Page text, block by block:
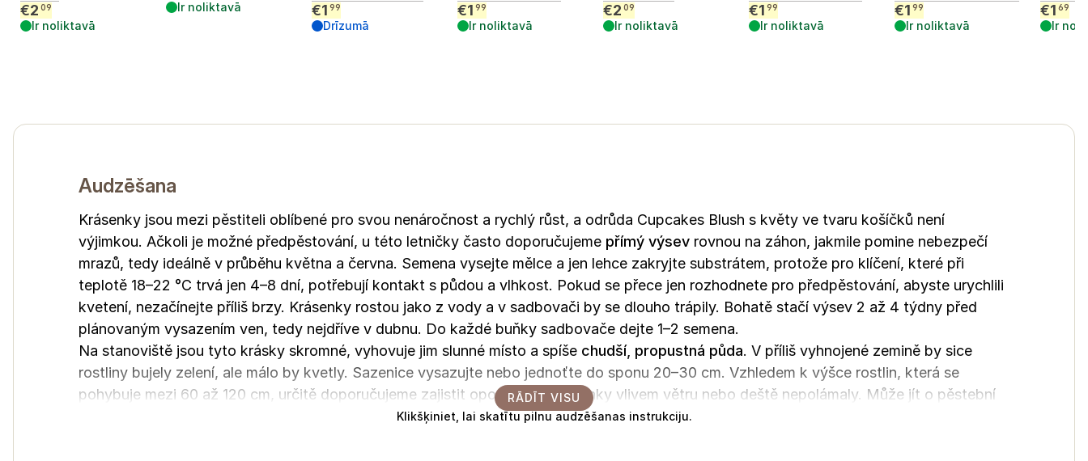
€2 09
Ir noliktavā
Ir noliktavā
€1 99
Drīzumā
€1 99
Ir noliktavā
€2 09
Ir noliktavā
€1 99
Ir noliktavā
€1 99
Ir noliktavā
€1 69
Ir
Audzēšana
Krásenky jsou mezi pěstiteli oblíbené pro svou nenáročnost a rychlý růst, a odrůda Cupcakes Blush s květy ve tvaru košíčků není
výjimkou. Ačkoli je možné předpěstování, u této letničky často doporučujeme přímý výsev rovnou na záhon, jakmile pomine nebezpečí
mrazů, tedy ideálně v průběhu května a června. Semena vysejte mělce a jen lehce zakryjte substrátem, protože pro klíčení, které při
teplotě 18–22 °C trvá jen 4–8 dní, potřebují kontakt s půdou a vlhkost. Pokud se přece jen rozhodnete pro předpěstování, abyste urychlili
kvetení, nezačínejte příliš brzy. Krásenky rostou jako z vody a v sadbovači by se dlouho trápily. Bohatě stačí výsev 2 až 4 týdny před
plánovaným vysazením ven, tedy nejdříve v dubnu. Do každé buňky sadbovače dejte 1–2 semena.
Na stanoviště jsou tyto krásky skromné, vyhovuje jim slunné místo a spíše chudší, propustná půda. V příliš vyhnojené zemině by sice
rostliny bujely zelení, ale málo by kvetly. Sazenice vysazujte nebo jednoťte do sponu 20–30 cm. Vzhledem k výšce rostlin, která se
pohybuje mezi 60 až 120 cm, určitě doporučujeme zajistit oporu, aby se stonky vlivem větru nebo deště nepolámaly. Může jít o pěstební
síť nebo vyvázání k tyčkám či provázku po obvodu záhonu. Klíčovým krokem pro dosažení hustých a stabilních rostlin je
RĀDĪT VISU
Klikšķiniet, lai skatītu pilnu audzēšanas instrukciju.